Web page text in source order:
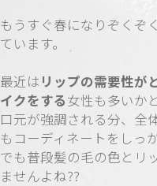
もうすぐ春になりぞくぞ
ています。
最近は リップの需要性が
イクをする女性も多いか
口元が強調される分、全
もコーディネートをしっ
でも普段髪の毛の色とリ
ませんよね??